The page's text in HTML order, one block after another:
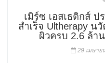
เมิร์ซ เอสเธติกส์ ป
สำเร็จ Ultherapy น
ผิวครบ 2.6 ล้า
29 เมษาย